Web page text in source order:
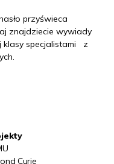
przyświeca
znajdziecie wywiady
klasy specjalistami z
Curie